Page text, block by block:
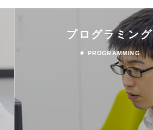
プログラミング
＃ PROGRAMMING